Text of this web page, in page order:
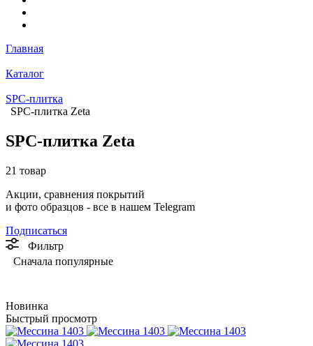
Главная
Каталог
SPC-плитка
SPC-плитка Zeta
SPC-плитка Zeta
21 товар
Акции, сравнения покрытий
и фото образцов - все в нашем Telegram
Подписаться
Фильтр
Сначала популярные
Новинка
Быстрый просмотр